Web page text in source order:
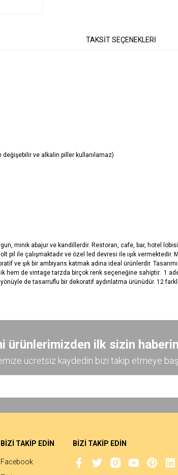
TAKSİT SEÇENEKLERİ
değişebilir ve alkalin piller kullanılamaz)
minik abajur ve kandillerdir. Restoran, cafe, bar, hotel
pil ile çalışmaktadır ve özel led devresi ile ışık vermektedir.
ve şık bir ambiyans katmak adına ideal ürünlerdir. Tasarımı
de vintage tarzda birçok renk seçeneğine sahiptir. 1
de tasarruflu bir dekoratif aydınlatma ürünüdür. 12
Yorum Yaz
ürünlerimizden ilk sizin
ücretsiz kaydedin bizi takip etmeye
BİZİ TAKİP EDİN
Facebook
BİZİ TAKİP EDİN